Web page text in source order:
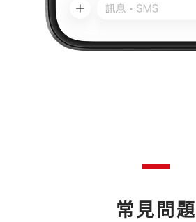
常見問題